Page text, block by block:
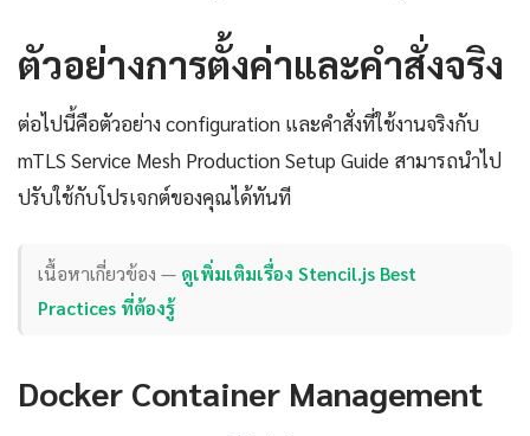
ตัวอย่างการตั้งค่าและคำสั่งจริง
ต่อไปนี้คือตัวอย่าง configuration และคำสั่งที่ใช้งานจริงกับ
mTLS Service Mesh Production Setup Guide สามารถนำไป
ปรับใช้กับโปรเจกต์ของคุณได้ทันที
เนื้อหาเกี่ยวข้อง — ดูเพิ่มเติมเรื่อง Stencil.js Best
Practices ที่ต้องรู้
Docker Container Management